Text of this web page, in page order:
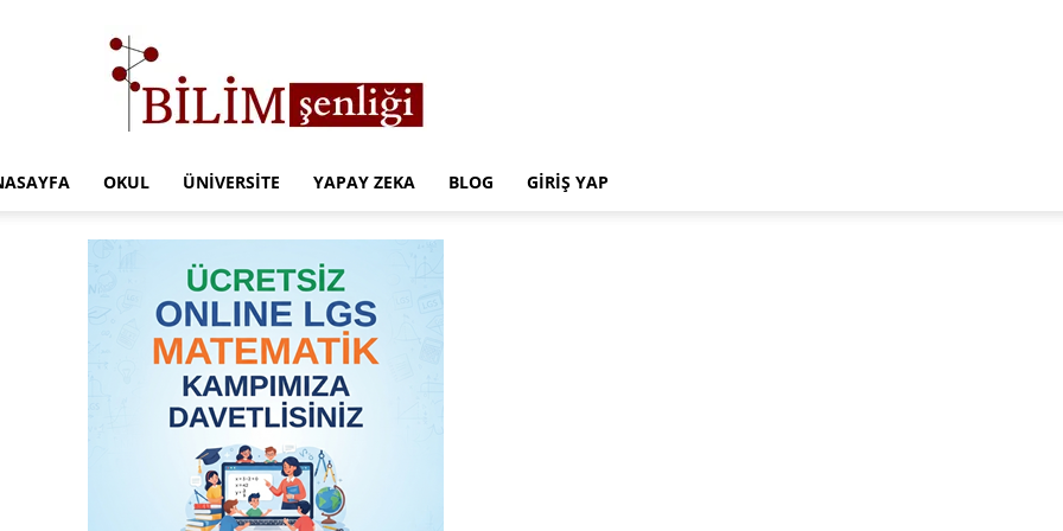
Eğitim
Kampüsü
OKUL ÜNIVERSITE YAPAY ZEKA BLOG GIRIŞ YAP